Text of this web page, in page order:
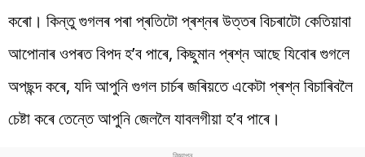
কৰো। কিন্তু গুগলৰ পৰা প্ৰতিটো প্ৰশ্নৰ উত্তৰ বিচৰাটো কেতিয়াবা
আপোনাৰ ওপৰত বিপদ হ’ব পাৰে, কিছুমান প্ৰশ্ন আছে যিবোৰ গুগলে
অপছন্দ কৰে, যদি আপুনি গুগল চাৰ্চৰ জৰিয়তে একেটা প্ৰশ্ন বিচাৰিবলৈ
চেষ্টা কৰে তেন্তে আপুনি জেললৈ যাবলগীয়া হ’ব পাৰে।